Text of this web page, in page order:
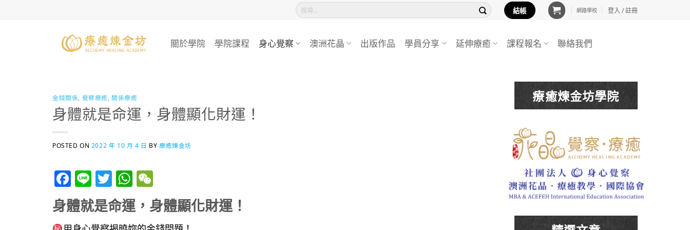
搜
尋
字:
結帳 網路學校 登入 / 註冊
關於學院 學院課程 身心覺察 澳洲花晶 出版作品 學員分享 延伸療癒 課程報名 聯絡我們
金錢關係 覺察療癒 關係療癒
身體就是命運，身體顯化財運！
POSTED ON 2022 年 10 月 4 日 BY療癒煉金坊
Facebook
LineTwitterWhatsApp
身體就是命運，身體顯化財運！
療癒煉金坊學院